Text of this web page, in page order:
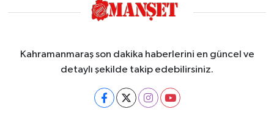
Kahramanmaraş son dakika haberlerini en güncel ve
detaylı şekilde takip edebilirsiniz.